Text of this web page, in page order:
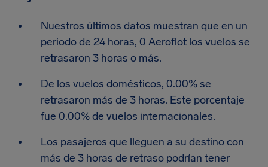
Nuestros últimos datos muestran que en un
periodo de 24 horas, 0 Aeroflot los vuelos se
retrasaron 3 horas o más.
De los vuelos domésticos, 0.00% se
retrasaron más de 3 horas. Este porcentaje
fue 0.00% de vuelos internacionales.
Los pasajeros que lleguen a su destino con
más de 3 horas de retraso podrían tener